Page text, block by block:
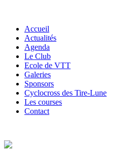
Accueil
Actualités
Agenda
Le Club
Ecole de VTT
Galeries
Sponsors
Cyclocross des Tire-Lune
Les courses
Contact